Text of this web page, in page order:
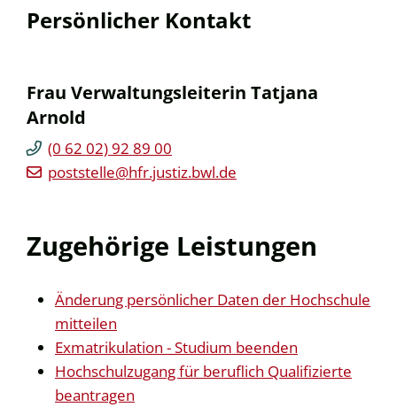
Persönlicher Kontakt
Frau Verwaltungsleiterin Tatjana
Arnold
(0 62 02) 92 89 00
poststelle@hfr.justiz.bwl.de
Zugehörige Leistungen
Änderung persönlicher Daten der Hochschule
mitteilen
Exmatrikulation - Studium beenden
Hochschulzugang für beruflich Qualifizierte
beantragen